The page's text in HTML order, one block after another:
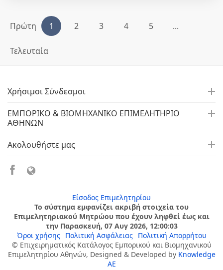
Πρώτη 1 2 3 4 5 ...
Τελευταία
Χρήσιμοι Σύνδεσμοι
ΕΜΠΟΡΙΚΟ & ΒΙΟΜΗΧΑΝΙΚΟ ΕΠΙΜΕΛΗΤΗΡΙΟ
ΑΘΗΝΩΝ
Ακολουθήστε μας
Είσοδος Επιμελητηρίου
Το σύστημα εμφανίζει ακριβή στοιχεία του
Επιμελητηριακού Μητρώου που έχουν ληφθεί έως και
την Παρασκευή, 07 Αυγ 2026, 12:00:03
Όροι χρήσης
Πολιτική Ασφάλειας
Πολιτική Απορρήτου
© Επιχειρηματικός Κατάλογος Εμπορικού και Βιομηχανικού
Επιμελητηρίου Αθηνών, Designed & Developed by Knowledge
AE